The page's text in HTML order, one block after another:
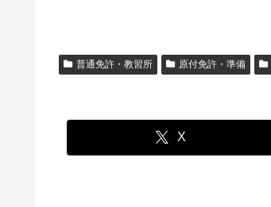
普通免許・教習所 原付免許・準備
X